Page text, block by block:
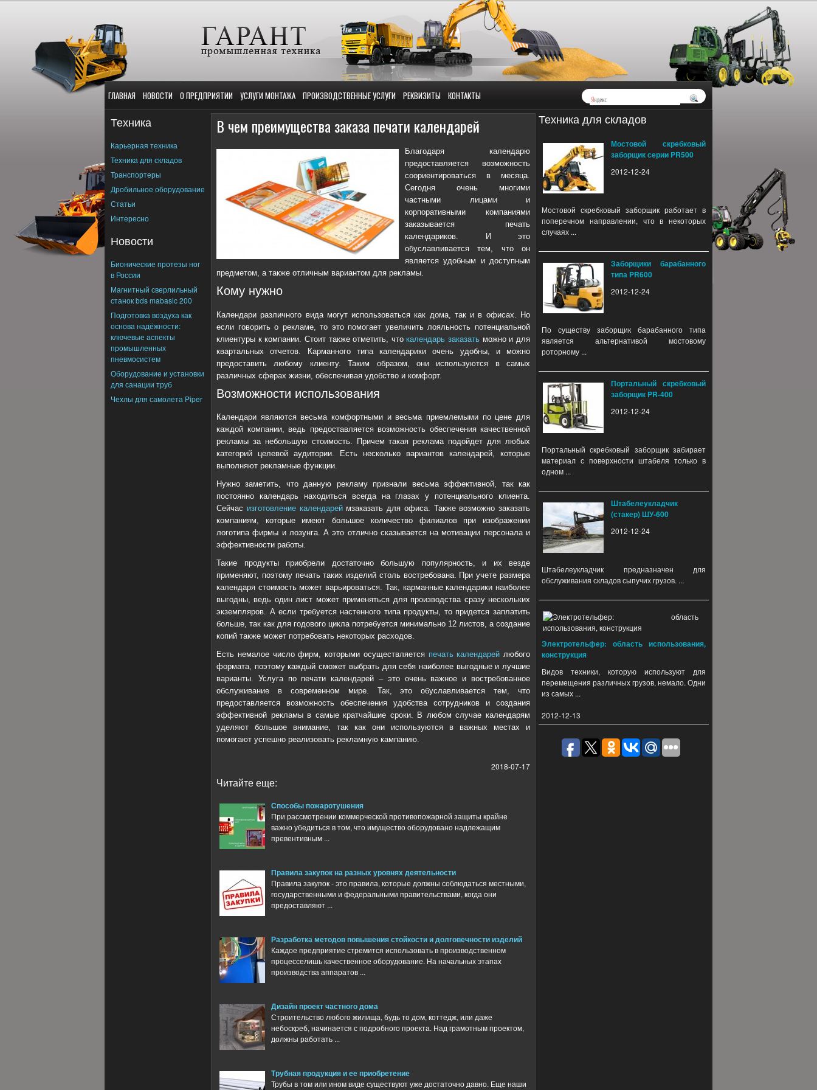
ГЛАВНАЯ НОВОСТИ О ПРЕДПРИЯТИИ УСЛУГИ МОНТАЖА ПРОИЗВОДСТВЕННЫЕ УСЛУГИ РЕКВИЗИТЫ КОНТАКТЫ
Техника
Карьерная техника
Техника для складов
Транспортеры
Дробильное оборудование
Статьи
Интересно
Новости
Бионические протезы ног
в России
Магнитный сверлильный
станок bds mabasic 200
Подготовка воздуха как
основа надёжности:
ключевые аспекты
промышленных
пневмосистем
Оборудование и установки
для санации труб
Чехлы для самолета Piper
В чем преимущества заказа печати календарей
Благодаря календарю
предоставляется возможность
соориентироваться в месяца.
Сегодня очень многими
частными лицами и
корпоративными компаниями
заказывается печать
календариков. И это
обуславливается тем, что он
является удобным и доступным
предметом, а также отличным вариантом для рекламы.
Кому нужно
Календари различного вида могут использоваться как дома, так и в офисах. Но
если говорить о рекламе, то это помогает увеличить лояльность потенциальной
клиентуры к компании. Стоит также отметить, что календарь заказать можно и для
квартальных отчетов. Карманного типа календарики очень удобны, и можно
предоставить любому клиенту. Таким образом, они используются в самых
различных сферах жизни, обеспечивая удобство и комфорт.
Возможности использования
Календари являются весьма комфортными и весьма приемлемыми по цене для
каждой компании, ведь предоставляется возможность обеспечения качественной
рекламы за небольшую стоимость. Причем такая реклама подойдет для любых
категорий целевой аудитории. Есть несколько вариантов календарей, которые
выполняют рекламные функции.
Нужно заметить, что данную рекламу признали весьма эффективной, так как
постоянно календарь находиться всегда на глазах у потенциального клиента.
Сейчас изготовление календареймзаказать для офиса. Также возможно заказать
компаниям, которые имеют большое количество филиалов при изображении
логотипа фирмы и лозунга. А это отлично сказывается на мотивации персонала и
эффективности работы.
Такие продукты приобрели достаточно большую популярность, и их везде
применяют, поэтому печать таких изделий столь востребована. При учете размера
календаря стоимость может варьироваться. Так, карманные календарики наиболее
выгодны, ведь один лист может применяться для производства сразу нескольких
экземпляров. А если требуется настенного типа продукты, то придется заплатить
больше, так как для годового цикла потребуется минимально 12 листов, а создание
копий также может потребовать некоторых расходов.
Есть немалое число фирм, которыми осуществляется печать календарей любого
формата, поэтому каждый сможет выбрать для себя наиболее выгодные и лучшие
варианты. Услуга по печати календарей – это очень важное и востребованное
обслуживание в современном мире. Так, это обуславливается тем, что
предоставляется возможность обеспечения удобства сотрудников и создания
эффективной рекламы в самые кратчайшие сроки. В любом случае календарям
уделяют большое внимание, так как они используются в важных местах и
помогают успешно реализовать рекламную кампанию.
2018-07-17
Читайте еще:
Способы пожаротушения
При рассмотрении коммерческой противопожарной защиты крайне
важно убедиться в том, что имущество оборудовано надлежащим
превентивным ...
Правила закупок на разных уровнях деятельности
Правила закупок - это правила, которые должны соблюдаться местными,
государственными и федеральными правительствами, когда они
предоставляют ...
Разработка методов повышения стойкости и долговечности изделий
Каждое предприятие стремится использовать в производственном
процесселишь качественное оборудование. На начальных этапах
производства аппаратов ...
Дизайн проект частного дома
Строительство любого жилища, будь то дом, коттедж, или даже
небоскреб, начинается с подробного проекта. Над грамотным проектом,
должны работать ...
Трубная продукция и ее приобретение
Трубы в том или ином виде существуют уже достаточно давно. Еще наши
Техника для складов
Мостовой скребковый
заборщик серии PR500
Мостовой скребковый заборщик работает в
поперечном направлении, что в некоторых
случаях ...
2012-12-24
Заборщики барабанного
типа PR600
По существу заборщик барабанного типа
является альтернативой мостовому
роторному ...
2012-12-24
Портальный скребковый
заборщик PR-400
Портальный скребковый заборщик забирает
материал с поверхности штабеля только в
одном ...
2012-12-24
Штабелеукладчик
(стакер) ШУ-600
Штабелеукладчик предназначен для
обслуживания складов сыпучих грузов. ...
2012-12-24
Электротельфер: область использования,
конструкция
Видов техники, которую используют для
перемещения различных грузов, немало. Одни
из самых ...
2012-12-13